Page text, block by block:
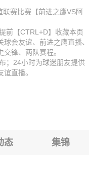
VS阿尔梅勒城
鹰VS阿尔梅勒城
鹰VS阿尔梅勒城
VS阿尔梅勒城
鹰VS阿尔梅勒城
鹰VS阿尔梅勒城
VS阿尔梅勒城
赛比赛【前进之鹰VS阿
前【CTRL+D】收藏本页
会友谊、前进之鹰直播、
锋、两队赛程。
；24小时为球迷朋友提供
直播。
态 集锦